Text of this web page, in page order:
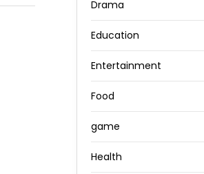
Drama
Education
Entertainment
Food
game
Health